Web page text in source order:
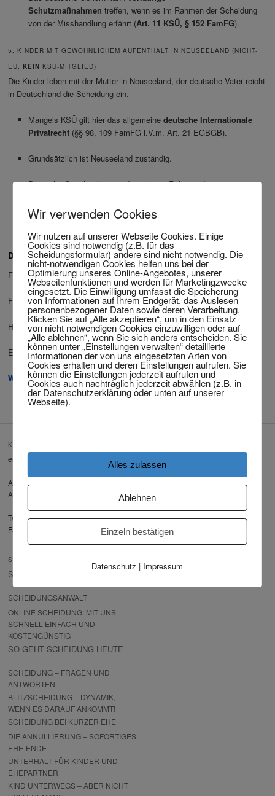
Schutzmaßnahmen treffen, wenn es im Rahmen der Scheidung
von der Misshandlung erfährt (Art. 11 KSÜ, § 152 FamFG).
5. KINDER MIT GEWÖHNLICHEM AUFENTHALT IN NEUSEELAND (NICHT-
EU,KEIN KSÜ-MITGLIED)
Die Kinder leben mit der Mutter in Neuseeland, der deutsche Vater reicht
in Deutschland die Scheidung ein.
Mangels KSÜ gilt hier das allgemeine deutsche Internationale
Privatrecht(§§ 98, 109 FamFG i.V.m. Art. 21 EGBGB).
Grundsätzlich ist Neuseeland zuständig.
Deutsche Gerichte können dennoch im Rahmen des
Kindeswohlgefährdungvorliegt (§ 1666 BGB, § 152 FamFG
Die Kanzlei Twitting berät Sie direkt:
Festnetz aus Deutschland:02331 409319
Festnetz aus dem Ausland:+492331409319
Handy:+491721570178
E-Mail: info@twitting.eu
WhatsApp
KONTAKT
email: info@twitting.eu
Adresse: Anwaltskanzlei Dirk Twitting
Am Karweg 50, 58135 Hagen, Deutschland
Tel: +49(0)2331 - 40 93 19
Fax: +49(0)2331 - 40 08 19
SITE MAP
STARTSEITE
SCHEIDUNGSANWALT
ONLINE SCHEIDUNG: MIT UNS
SCHNELL EINFACH UND
KOSTENGÜNSTIG
SO GEHT SCHEIDUNG HEUTE
SCHEIDUNG – FRAGEN UND
ANTWORTEN
BLITZSCHEIDUNG – DYNAMIK,
WENN ES DARAUF ANKOMMT!
SCHEIDUNG BEI KURZER EHE
DIE ANNULLIERUNG – SOFORTIGES
EHE-ENDE
UNTERHALT FÜR KINDER UND
EHEPARTNER
KIND UNTERWEGS – ABER NICHT
Wir verwenden Cookies
Wir nutzen auf unserer Webseite Cookies. Einige
Cookies sind notwendig (z.B. für das
Scheidungsformular) andere sind nicht notwendig. Die
nicht-notwendigen Cookies helfen uns bei der
Optimierung unseres Online-Angebotes, unserer
Webseitenfunktionen und werden für Marketingzwecke
eingesetzt. Die Einwilligung umfasst die Speicherung
von Informationen auf Ihrem Endgerät, das Auslesen
personenbezogener Daten sowie deren Verarbeitung.
Klicken Sie auf „Alle akzeptieren“, um in den Einsatz
von nicht notwendigen Cookies einzuwilligen oder auf
„Alle ablehnen“, wenn Sie sich anders entscheiden. Sie
können unter „Einstellungen verwalten“ detaillierte
Informationen der von uns eingesetzten Arten von
Cookies erhalten und deren Einstellungen aufrufen. Sie
können die Einstellungen jederzeit aufrufen und
Cookies auch nachträglich jederzeit abwählen (z.B. in
der Datenschutzerklärung oder unten auf unserer
Webseite).
Alles zulassen
Ablehnen
Einzeln bestätigen
Datenschutz | Impressum